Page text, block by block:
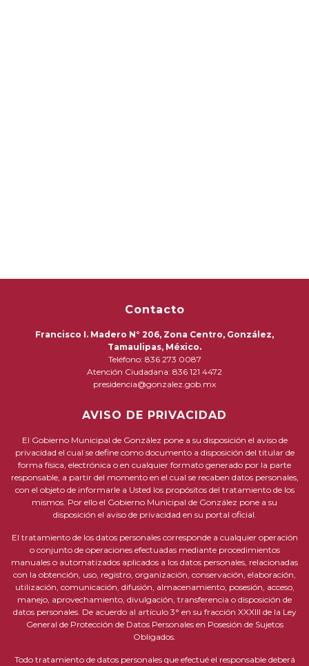
Contacto
Francisco I. Madero N° 206, Zona Centro, González,
Tamaulipas, México.
Teléfono: 836 273 0087
Atención Ciudadana: 836 121 4472
presidencia@gonzalez.gob.mx
AVISO DE PRIVACIDAD
El Gobierno Municipal de González pone a su disposición el aviso de
privacidad el cual se define como documento a disposición del titular de
forma física, electrónica o en cualquier formato generado por la parte
responsable, a partir del momento en el cual se recaben datos personales,
con el objeto de informarle a Usted los propósitos del tratamiento de los
mismos. Por ello el Gobierno Municipal de González pone a su
disposición el aviso de privacidad en su portal oficial.
El tratamiento de los datos personales corresponde a cualquier operación
o conjunto de operaciones efectuadas mediante procedimientos
manuales o automatizados aplicados a los datos personales, relacionadas
con la obtención, uso, registro, organización, conservación, elaboración,
utilización, comunicación, difusión, almacenamiento, posesión, acceso,
manejo, aprovechamiento, divulgación, transferencia o disposición de
datos personales. De acuerdo al artículo 3° en su fracción XXXIII de la Ley
General de Protección de Datos Personales en Posesión de Sujetos
Obligados.
Todo tratamiento de datos personales que efectué el responsable deberá